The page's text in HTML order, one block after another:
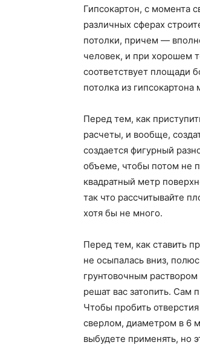
Гипсокартон, с момента
различных сферах
потолки, причем —
человек, и при хорошем
соответствует площади
потолка из
Перед тем, как
расчеты, и вообще,
создается фигурный
объеме, чтобы потом не
квадратный метр
так что рассчитывайте
хотя бы не много.
Перед тем, как ставить
не осыпалась вниз,
грунтовочным
решат вас затопить. Сам
Чтобы пробить
сверлом, диаметром в 6
выбудете применять, но